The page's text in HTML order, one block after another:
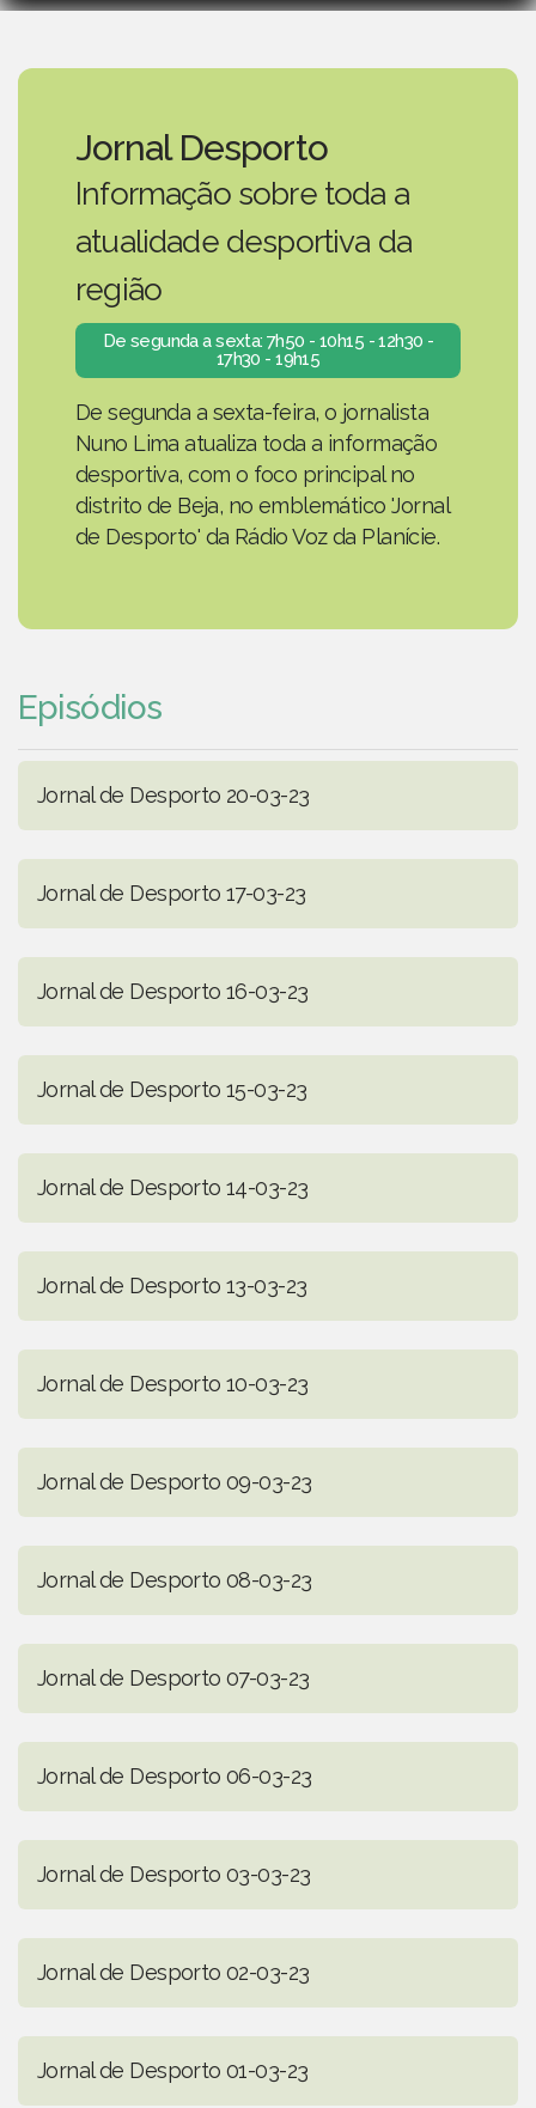
Jornal Desporto
Informação sobre toda a
atualidade desportiva da
região
De segunda a sexta: 7h50 - 10h15 - 12h30 -
17h30 - 19h15
De segunda a sexta-feira, o jornalista
Nuno Lima atualiza toda a informação
desportiva, com o foco principal no
distrito de Beja, no emblemático 'Jornal
de Desporto' da Rádio Voz da Planície.
Episódios
Jornal de Desporto 20-03-23
Jornal de Desporto 17-03-23
Jornal de Desporto 16-03-23
Jornal de Desporto 15-03-23
Jornal de Desporto 14-03-23
Jornal de Desporto 13-03-23
Jornal de Desporto 10-03-23
Jornal de Desporto 09-03-23
Jornal de Desporto 08-03-23
Jornal de Desporto 07-03-23
Jornal de Desporto 06-03-23
Jornal de Desporto 03-03-23
Jornal de Desporto 02-03-23
Jornal de Desporto 01-03-23